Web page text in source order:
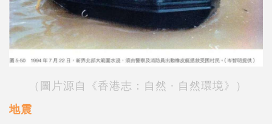
（圖片源自 《香港志：自然 · 自然環境》 ）
地震